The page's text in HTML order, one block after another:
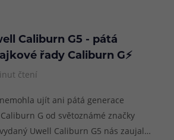
Caliburn G5 - pátá
řady Caliburn G⚡
čtení
ujít ani pátá generace
G od světoznámé značky
Uwell Caliburn G5 nás zaujal